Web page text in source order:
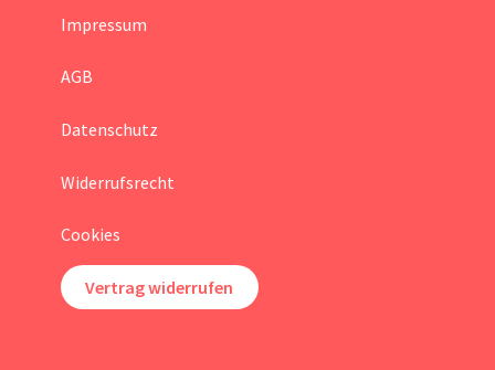
Impressum
AGB
Datenschutz
Widerrufsrecht
Cookies
Vertrag widerrufen